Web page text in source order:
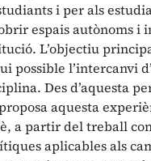
i per als
espais autònoms
L’objectiu
possible l’intercanvi
Des d’aquesta
aquesta
a partir del treball
aplicables als